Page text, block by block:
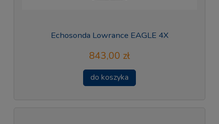
Echosonda Lowrance EAGLE 4X
843,00 zł
do koszyka